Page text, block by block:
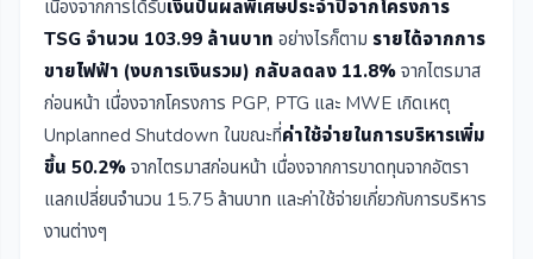
เนื่องจากการได้รับเงินปันผลพิเศษประจำปีจากโครงการ
TSG จำนวน 103.99 ล้านบาท อย่างไรก็ตาม รายได้จากการ
ขายไฟฟ้า (งบการเงินรวม) กลับลดลง 11.8% จากไตรมาส
ก่อนหน้า เนื่องจากโครงการ PGP, PTG และ MWE เกิดเหตุ
Unplanned Shutdown ในขณะที่ค่าใช้จ่ายในการบริหารเพิ่ม
ขึ้น 50.2% จากไตรมาสก่อนหน้า เนื่องจากการขาดทุนจากอัตรา
แลกเปลี่ยนจำนวน 15.75 ล้านบาท และค่าใช้จ่ายเกี่ยวกับการบริหาร
งานต่างๆ